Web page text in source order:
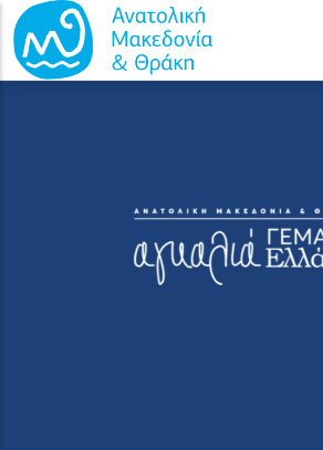
Παράκαμψη προς το κυρίως περιεχόμενο